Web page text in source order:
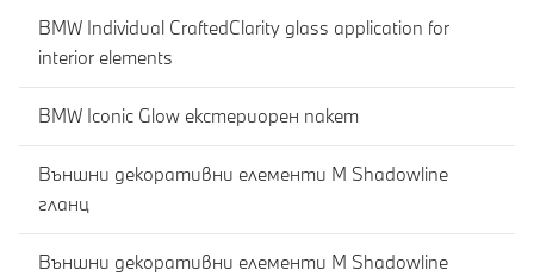
BMW Individual CraftedClarity glass application for
interior elements
BMW Iconic Glow екстериорен пакет
Външни декоративни елементи M Shadowline
гланц
Външни декоративни елементи M Shadowline